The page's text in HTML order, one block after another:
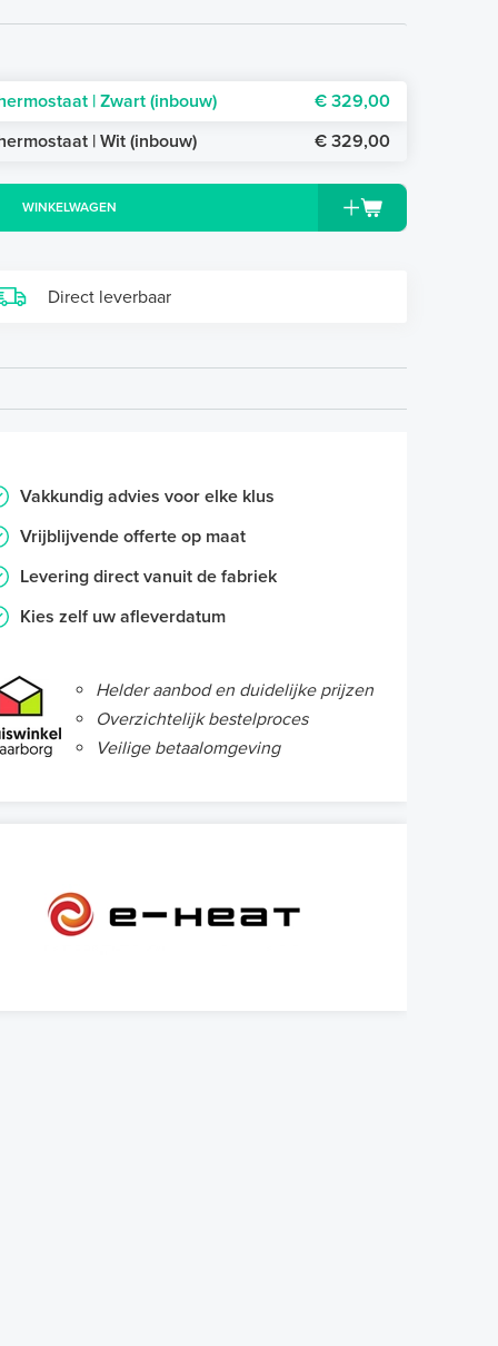
| Zwart (inbouw)
€ 329,00
| Wit (inbouw)
€ 329,00
WINKELWAGEN
Direct leverbaar
Vakkundig advies voor elke klus
Vrijblijvende offerte op maat
Levering direct vanuit de fabriek
Kies zelf uw afleverdatum
Helder aanbod en duidelijke prijzen
Overzichtelijk bestelproces
Veilige betaalomgeving